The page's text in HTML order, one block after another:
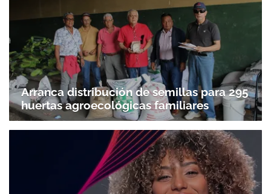
Arranca distribución de semillas para 295
huertas agroecológicas familiares